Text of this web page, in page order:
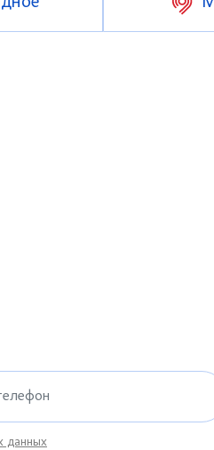
данных